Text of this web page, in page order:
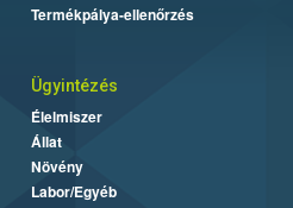
Termékpálya-ellenőrzés
Ügyintézés
Élelmiszer
Állat
Növény
Labor/Egyéb